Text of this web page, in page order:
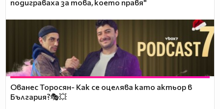
подиграваха за това, което правя"
Ованес Торосян- Как се оцелява като актьор в
България?🎭💥